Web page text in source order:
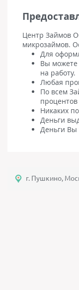
Центр Займов
микрозаймов.
Для
Вы можете
на работу.
Любая
По всем
Никаких
Деньги
Деньги Вы
г. Пушкино,